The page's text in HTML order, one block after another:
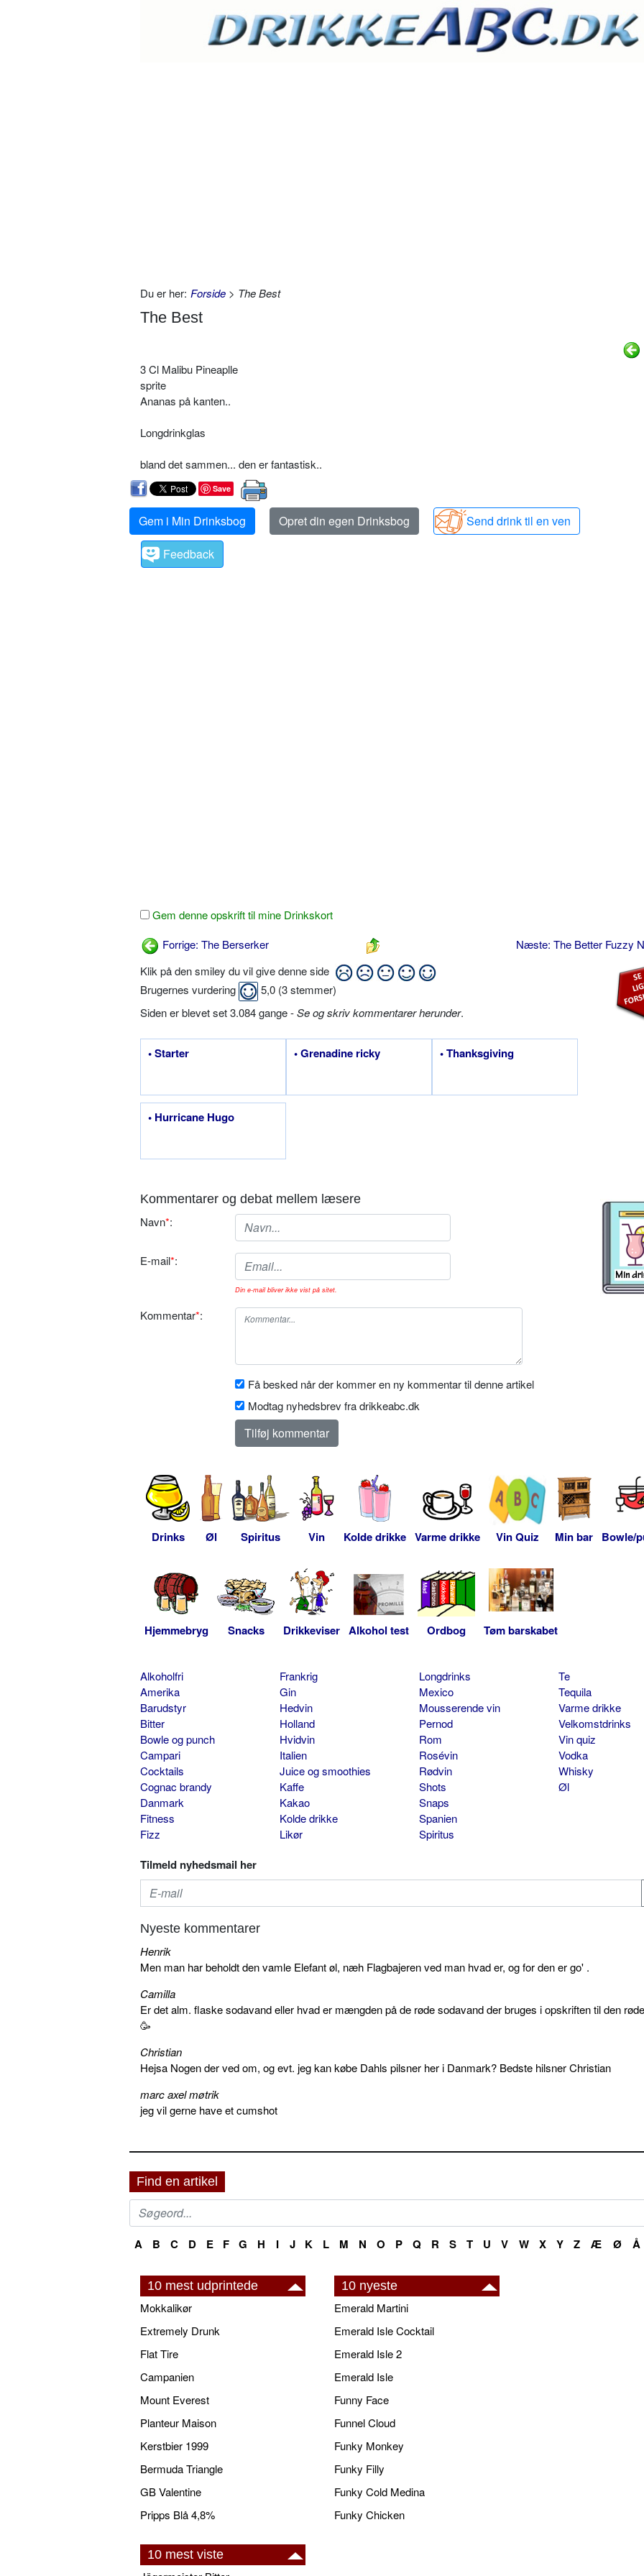
Du er her: Forside > The Best
The Best
3 Cl Malibu Pineaplle
sprite
Ananas på kanten..
Longdrinkglas
bland det sammen... den er fantastisk..
Save
Gem i Min Drinksbog Opret din egen Drinksbog
Send drink til en ven
Feedback
Gem denne opskrift til mine Drinkskort
Forrige: The Berserker
Næste: The Better Fuzzy
Klik på den smiley du vil give denne side
Brugernes vurdering
5,0 (3stemmer)
Siden er blevet set 3.084 gange -Se og skriv kommentarer herunder.
• Starter • Grenadine ricky • Thanksgiving
• Hurricane Hugo
Kommentarer og debat mellem læsere
Navn*:
E-mail*:
Din e-mail bliver ikke vist på sitet.
Kommentar*:
Få besked når der kommer en ny kommentar til denne artikel
Modtag nyhedsbrev fra drikkeabc.dk
Drinks Øl Spiritus Vin Kolde drikke Varme drikke Vin Quiz Min bar Bowle/
Hjemmebryg Snacks Drikkeviser Alkohol test Ordbog Tøm barskabet
Alkoholfri
Amerika
Barudstyr
Bitter
Bowle og punch
Campari
Cocktails
Cognac brandy
Danmark
Fitness
Fizz
Frankrig
Gin
Hedvin
Holland
Hvidvin
Italien
Juice og smoothies
Kaffe
Kakao
Kolde drikke
Likør
Longdrinks
Mexico
Mousserende vin
Pernod
Rom
Rosévin
Rødvin
Shots
Snaps
Spanien
Spiritus
Te
Tequila
Varme drikke
Velkomstdrinks
Vin quiz
Vodka
Whisky
Øl
Tilmeld nyhedsmail her
Nyeste kommentarer
Henrik
Men man har beholdt den vamle Elefant øl, næh Flagbajeren ved man hvad er, og for den er go' .
Camilla
Er det alm. flaske sodavand eller hvad er mængden på de røde sodavand der bruges i opskriften til den
🥳
Christian
Hejsa Nogen der ved om, og evt. jeg kan købe Dahls pilsner her i Danmark? Bedste hilsner Christian
marc axel møtrik
jeg vil gerne have et cumshot
Find en artikel
A B C D E F G H I J K L M N O P Q R S T U V W X Y Z Æ Ø Å
10 mest udprintede
Mokkalikør
Extremely Drunk
Flat Tire
Campanien
Mount Everest
Planteur Maison
Kerstbier 1999
Bermuda Triangle
GB Valentine
Pripps Blå 4,8%
10 nyeste
Emerald Martini
Emerald Isle Cocktail
Emerald Isle 2
Emerald Isle
Funny Face
Funnel Cloud
Funky Monkey
Funky Filly
Funky Cold Medina
Funky Chicken
10 mest viste